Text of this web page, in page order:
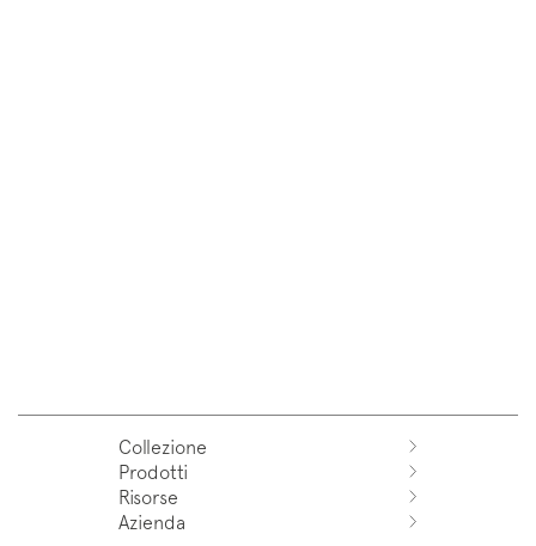
Collezione
Azuco
Azuma
Fjord
Prodotti
Sistemi
Lavabi
Risorse
Azienda